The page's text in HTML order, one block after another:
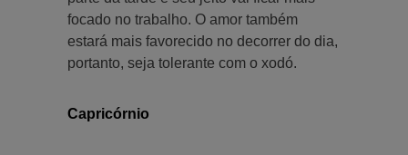
focado no trabalho. O amor também
estará mais favorecido no decorrer do dia,
portanto, seja tolerante com o xodó.
Capricórnio